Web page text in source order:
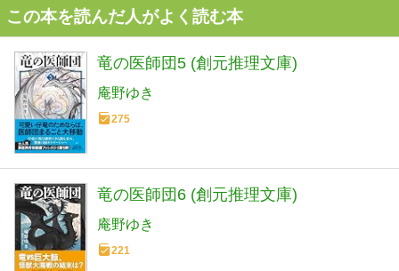
この本を読んだ人がよく読む本
竜の医師団5 (創元推理文庫)
庵野ゆき
275
竜の医師団6 (創元推理文庫)
庵野ゆき
221